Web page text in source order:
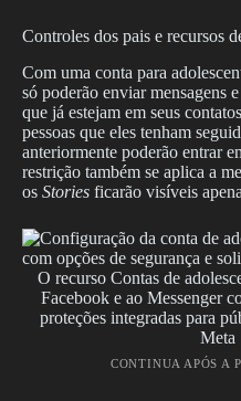
Controles dos pais e recursos
Com uma conta para
só poderão enviar mensagens
que já estejam em seus
pessoas que eles tenham
anteriormente poderão entrar
restrição também se aplica a
os Stories ficarão visíveis
O recurso Contas de
Facebook e ao Messenger
proteções integradas para
Meta
CONTINUA APÓS A